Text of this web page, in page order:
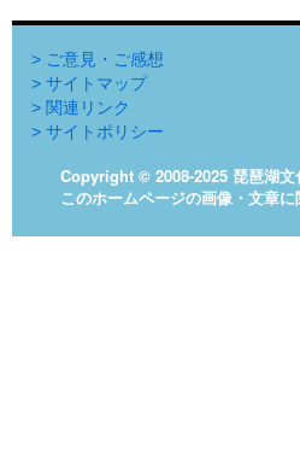
> ご意見・ご感想
> サイトマップ
> 関連リンク
> サイトポリシー
Copyright © 2008-2025 琵琶湖
このホームページの画像・文章